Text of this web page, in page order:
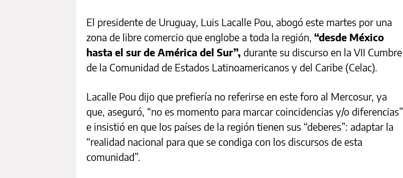
El presidente de Uruguay, Luis Lacalle Pou, abogó este martes por una
zona de libre comercio que englobe a toda la región, “desde México
hasta el sur de América del Sur”, durante su discurso en la VII Cumbre
de la Comunidad de Estados Latinoamericanos y del Caribe (Celac).
Lacalle Pou dijo que prefiería no referirse en este foro al Mercosur, ya
que, aseguró, “no es momento para marcar coincidencias y/o diferencias”
e insistió en que los países de la región tienen sus “deberes”: adaptar la
“realidad nacional para que se condiga con los discursos de esta
comunidad”.